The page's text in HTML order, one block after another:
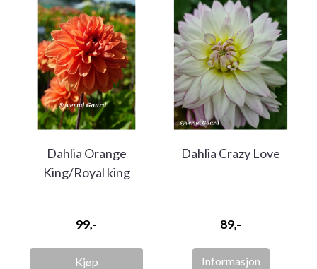
Dahlia Orange
King/Royal king
99,-
Kjøp
Dahlia Crazy Love
89,-
Informasjon